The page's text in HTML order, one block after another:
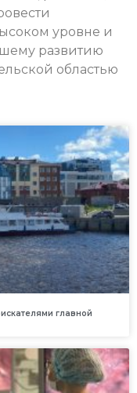
уровне и
развитию
областью
главной